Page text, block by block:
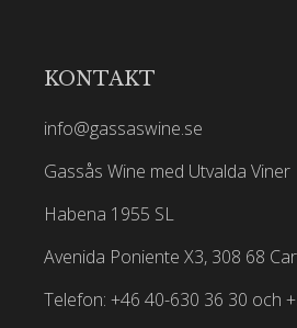
KONTAKT
info@gassaswine.se
Gassås Wine med Utvalda Viner
Habena 1955 SL
Avenida Poniente X3, 308 68
Telefon: +46 40-630 36 30 och